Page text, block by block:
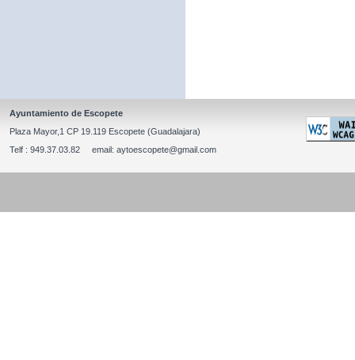
Ayuntamiento de Escopete
Plaza Mayor,1 CP 19.119 Escopete (Guadalajara)
Telf : 949.37.03.82 email: aytoescopete@gmail.com